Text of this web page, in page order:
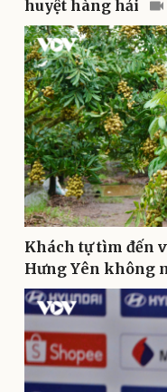
Thể thao
Bóng đá
Lịch thi đấu bóng đá
Thế giới thể thao
eSports
Hậu trường
huyệt hàng hải
Khách tự tìm đến
Hưng Yên không